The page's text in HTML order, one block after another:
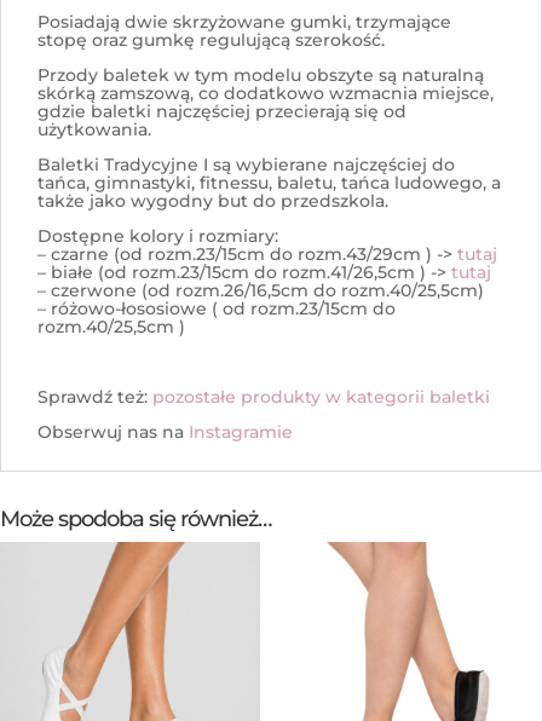
Posiadają dwie skrzyżowane gumki, trzymające
stopę oraz gumkę regulującą szerokość.
Przody baletek w tym modelu obszyte są naturalną
skórką zamszową, co dodatkowo wzmacnia miejsce,
gdzie baletki najczęściej przecierają się od
użytkowania.
Baletki Tradycyjne I są wybierane najczęściej do
tańca, gimnastyki, fitnessu, baletu, tańca ludowego, a
także jako wygodny but do przedszkola.
Dostępne kolory i rozmiary:
– czarne (od rozm.23/15cm do rozm.43/29cm ) -> tutaj
– białe (od rozm.23/15cm do rozm.41/26,5cm ) -> tutaj
– czerwone (od rozm.26/16,5cm do rozm.40/25,5cm)
– różowo-łososiowe ( od rozm.23/15cm do
rozm.40/25,5cm )
Sprawdź też: pozostałe produkty w kategorii baletki
Obserwuj nas na Instagramie
Może spodoba się również…